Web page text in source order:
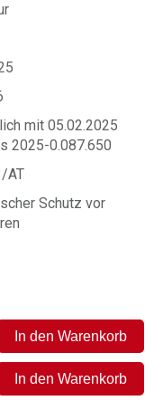
mit 05.02.2025
2025-0.087.650
AT
Schutz vor